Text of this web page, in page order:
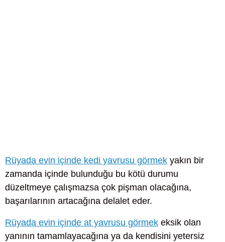
Rüyada evin içinde kedi yavrusu görmek yakın bir
zamanda içinde bulunduğu bu kötü durumu
düzeltmeye çalışmazsa çok pişman olacağına,
başarılarının artacağına delalet eder.
Rüyada evin içinde at yavrusu görmek eksik olan
yanının tamamlayacağına ya da kendisini yetersiz